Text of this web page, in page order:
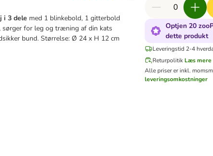
i 3 dele med 1 blinkebold, 1 gitterbold
sørger for leg og træning af din kats
bund. Størrelse: Ø 24 x H 12 cm
Optjen 20
dette produkt
Leveringstid 2-4
Returpolitik Læs mere
Alle priser er inkl. moms
leveringsomkostninger